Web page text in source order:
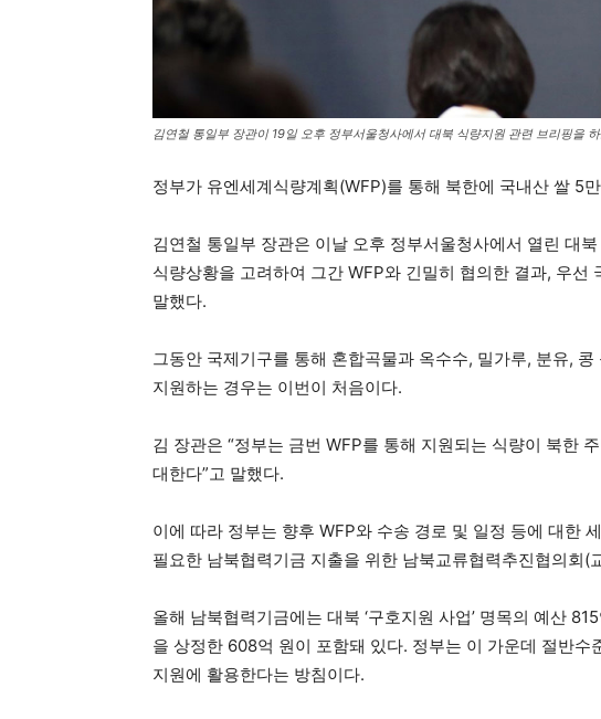
김연철 통일부 장관이 19일 오후 정부서울청사에서 대북 식량지원 관련 브리핑을
정부가 유엔세계식량계획(WFP)를 통해 북한에 국내산 쌀 5
김연철 통일부 장관은 이날 오후 정부서울청사에서 열린 대
식량상황을 고려하여 그간 WFP와 긴밀히 협의한 결과, 우선
말했다.
그동안 국제기구를 통해 혼합곡물과 옥수수, 밀가루, 분유,
지원하는 경우는 이번이 처음이다.
김 장관은 “정부는 금번 WFP를 통해 지원되는 식량이 북한
대한다”고 말했다.
이에 따라 정부는 향후 WFP와 수송 경로 및 일정 등에 대한
필요한 남북협력기금 지출을 위한 남북교류협력추진협의회(
올해 남북협력기금에는 대북 ‘구호지원 사업’ 명목의 예산
을 상정한 608억 원이 포함돼 있다. 정부는 이 가운데 절반
지원에 활용한다는 방침이다.